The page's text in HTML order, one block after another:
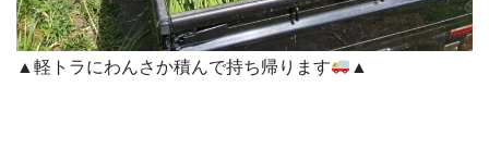
▲軽トラにわんさか積んで持ち帰ります ▲